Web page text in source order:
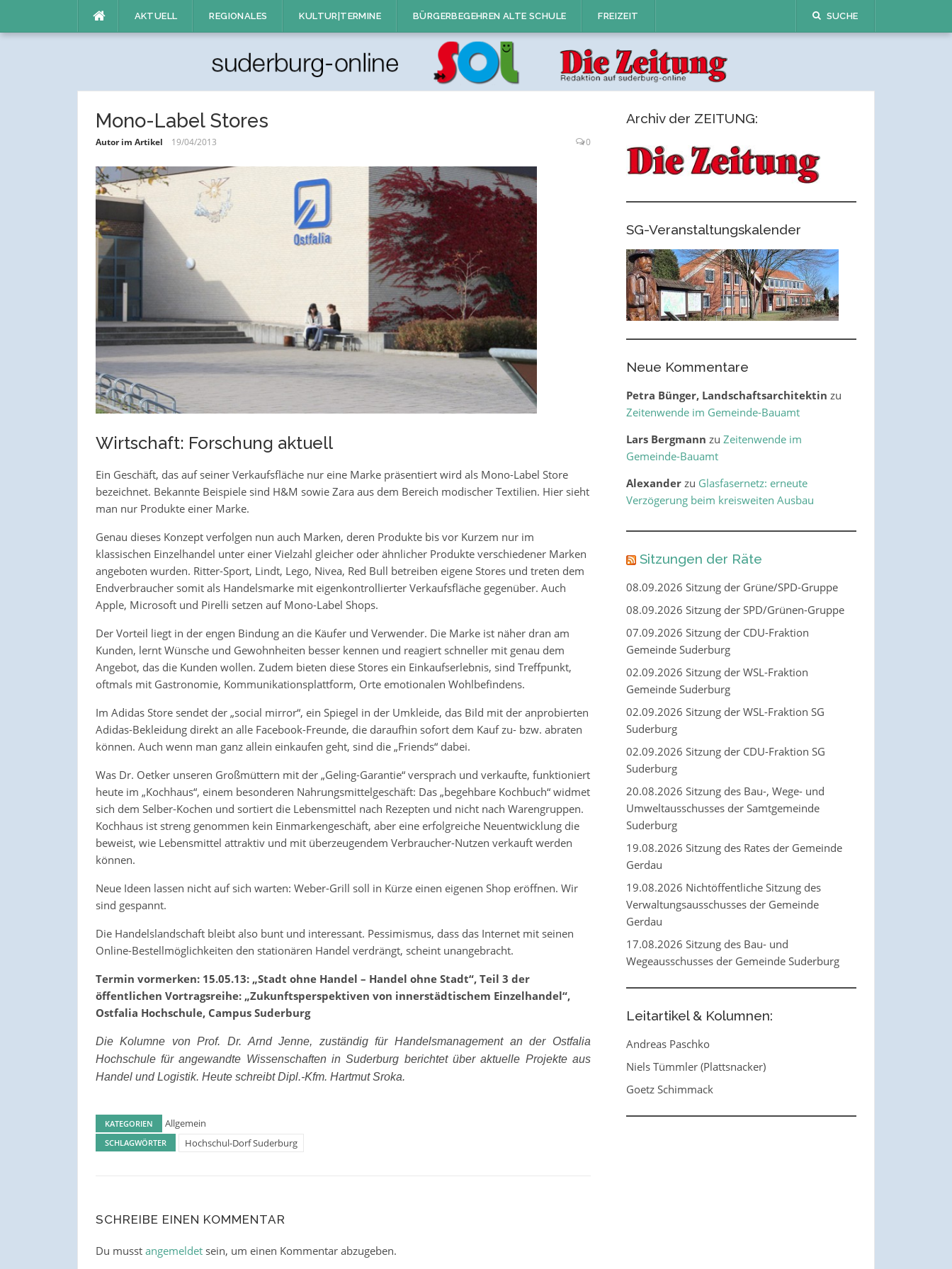
AKTUELL REGIONALES KULTUR|TERMINE BÜRGERBEGEHREN ALTE SCHULE FREIZEIT SUCHE
Mono-Label Stores
Autor im Artikel 19/04/2013 0
Wirtschaft: Forschung aktuell
Ein Geschäft, das auf seiner Verkaufsfläche nur eine Marke präsentiert wird als Mono-Label Store
bezeichnet. Bekannte Beispiele sind H&M sowie Zara aus dem Bereich modischer Textilien. Hier sieht
man nur Produkte einer Marke.
Genau dieses Konzept verfolgen nun auch Marken, deren Produkte bis vor Kurzem nur im
klassischen Einzelhandel unter einer Vielzahl gleicher oder ähnlicher Produkte verschiedener Marken
angeboten wurden. Ritter-Sport, Lindt, Lego, Nivea, Red Bull betreiben eigene Stores und treten dem
Endverbraucher somit als Handelsmarke mit eigenkontrollierter Verkaufsfläche gegenüber. Auch
Apple, Microsoft und Pirelli setzen auf Mono-Label Shops.
Der Vorteil liegt in der engen Bindung an die Käufer und Verwender. Die Marke ist näher dran am
Kunden, lernt Wünsche und Gewohnheiten besser kennen und reagiert schneller mit genau dem
Angebot, das die Kunden wollen. Zudem bieten diese Stores ein Einkaufserlebnis, sind Treffpunkt,
oftmals mit Gastronomie, Kommunikationsplattform, Orte emotionalen Wohlbefindens.
Im Adidas Store sendet der „social mirror“, ein Spiegel in der Umkleide, das Bild mit der anprobierten
Adidas-Bekleidung direkt an alle Facebook-Freunde, die daraufhin sofort dem Kauf zu- bzw. abraten
können. Auch wenn man ganz allein einkaufen geht, sind die „Friends“ dabei.
Was Dr. Oetker unseren Großmüttern mit der „Geling-Garantie“ versprach und verkaufte, funktioniert
heute im „Kochhaus“, einem besonderen Nahrungsmittelgeschäft: Das „begehbare Kochbuch“ widmet
sich dem Selber-Kochen und sortiert die Lebensmittel nach Rezepten und nicht nach Warengruppen.
Kochhaus ist streng genommen kein Einmarkengeschäft, aber eine erfolgreiche Neuentwicklung die
beweist, wie Lebensmittel attraktiv und mit überzeugendem Verbraucher-Nutzen verkauft werden
können.
Neue Ideen lassen nicht auf sich warten: Weber-Grill soll in Kürze einen eigenen Shop eröffnen. Wir
sind gespannt.
Die Handelslandschaft bleibt also bunt und interessant. Pessimismus, dass das Internet mit seinen
Online-Bestellmöglichkeiten den stationären Handel verdrängt, scheint unangebracht.
Termin vormerken: 15.05.13: „Stadt ohne Handel – Handel ohne Stadt“, Teil 3 der
öffentlichen Vortragsreihe: „Zukunftsperspektiven von innerstädtischem Einzelhandel“,
Ostfalia Hochschule, Campus Suderburg
Die Kolumne von Prof. Dr. Arnd Jenne, zuständig für Handelsmanagement an der Ostfalia
Hochschule für angewandte Wissenschaften in Suderburg berichtet über aktuelle Projekte aus
Handel und Logistik. Heute schreibt Dipl.-Kfm. Hartmut Sroka.
KATEGORIEN Allgemein
SCHLAGWÖRTER Hochschul-Dorf Suderburg
SCHREIBE EINEN KOMMENTAR
Du musst angemeldetsein, um einen Kommentar abzugeben.
Archiv der ZEITUNG:
SG-Veranstaltungskalender
Neue Kommentare
Petra Bünger, Landschaftsarchitektin zu
Zeitenwende im Gemeinde-Bauamt
Lars Bergmann zu Zeitenwende im
Gemeinde-Bauamt
Alexanderzu Glasfasernetz: erneute
Verzögerung beim kreisweiten Ausbau
Sitzungen der Räte
08.09.2026 Sitzung der Grüne/SPD-Gruppe
08.09.2026 Sitzung der SPD/Grünen-Gruppe
07.09.2026 Sitzung der CDU-Fraktion
Gemeinde Suderburg
02.09.2026 Sitzung der WSL-Fraktion
Gemeinde Suderburg
02.09.2026 Sitzung der WSL-Fraktion SG
Suderburg
02.09.2026 Sitzung der CDU-Fraktion SG
Suderburg
20.08.2026 Sitzung des Bau-, Wege- und
Umweltausschusses der Samtgemeinde
Suderburg
19.08.2026 Sitzung des Rates der Gemeinde
Gerdau
19.08.2026 Nichtöffentliche Sitzung des
Verwaltungsausschusses der Gemeinde
Gerdau
17.08.2026 Sitzung des Bau- und
Wegeausschusses der Gemeinde Suderburg
Leitartikel & Kolumnen:
Andreas Paschko
Niels Tümmler (Plattsnacker)
Goetz Schimmack